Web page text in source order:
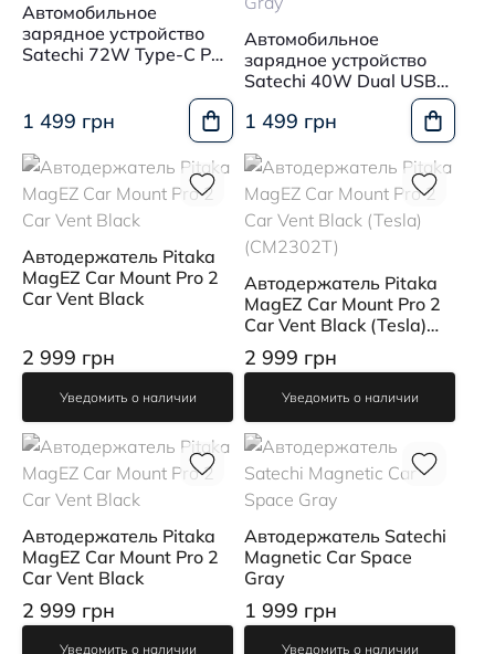
Автомобильное
зарядное устройство
Satechi 72W Type-C PD
1 499 грн
Автомобильное
зарядное устройство
Satechi 40W Dual USB-
C PD Car Charger Space
Gray
1 499 грн
Автодержатель Pitaka
MagEZ Car Mount Pro 2
Car Vent Black
2 999 грн
Уведомить о наличии
Автодержатель Pitaka
MagEZ Car Mount Pro 2
Car Vent Black (Tesla)
(CM2302T)
2 999 грн
Уведомить о наличии
Автодержатель Pitaka
MagEZ Car Mount Pro 2
Car Vent Black
2 999 грн
Уведомить о наличии
Автодержатель Satechi
Magnetiс Car Space
Gray
1 999 грн
Уведомить о наличии